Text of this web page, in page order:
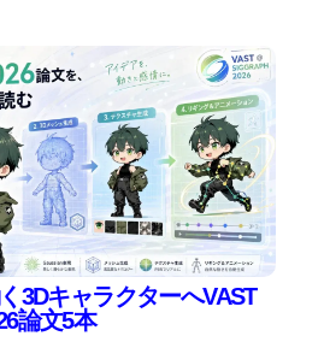
3DキャラクターへVAST
論文5本